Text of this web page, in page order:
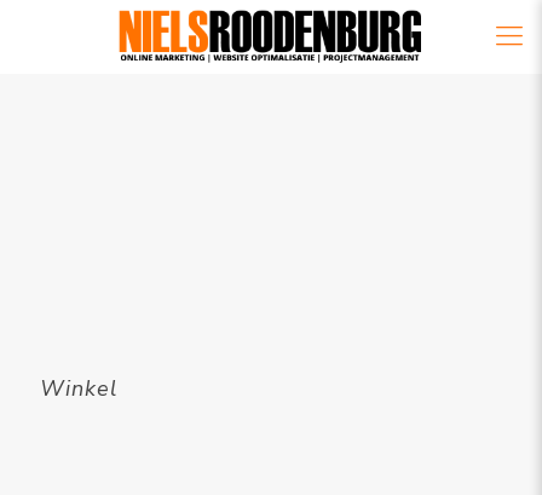
Winkel